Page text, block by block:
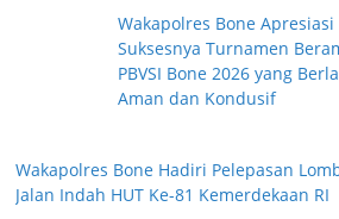
Wakapolres Bone Apresiasi
Suksesnya Turnamen
PBVSI Bone 2026 yang
Aman dan Kondusif
Wakapolres Bone Hadiri Pelepasan
Jalan Indah HUT Ke-81 Kemerdekaan RI